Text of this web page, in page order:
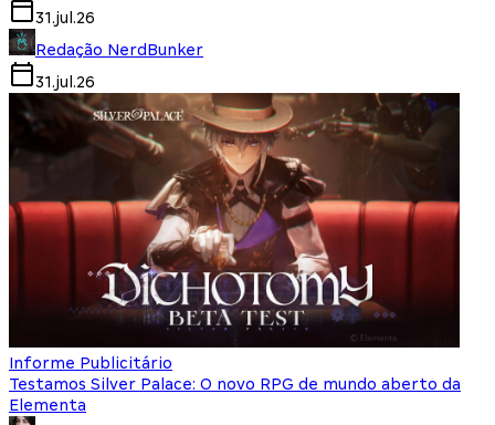
31.jul.26
Redação NerdBunker
31.jul.26
Informe Publicitário
Testamos Silver Palace: O novo RPG de mundo aberto da
Elementa